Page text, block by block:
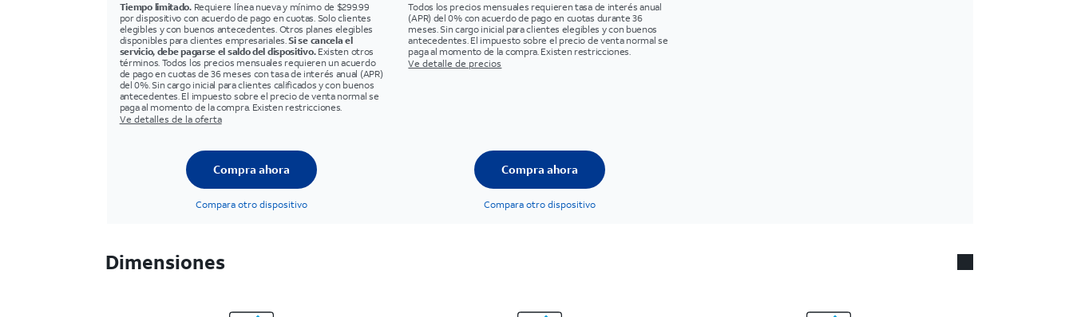
Tiempo limitado.Requiere línea nueva y mínimo de $299.99
por dispositivo con acuerdo de pago en cuotas. Solo clientes
elegibles y con buenos antecedentes. Otros planes elegibles
disponibles para clientes empresariales.Si se cancela el
servicio, debe pagarse el saldo del dispositivo.Existen otros
términos. Todos los precios mensuales requieren un acuerdo
de pago en cuotas de 36 meses con tasa de interés anual (APR)
del 0%. Sin cargo inicial para clientes calificados y con buenos
antecedentes. El impuesto sobre el precio de venta normal se
paga al momento de la compra. Existen restricciones.
Ve detalles de la oferta
Todos los precios mensuales requieren tasa de interés anual
(APR) del 0% con acuerdo de pago en cuotas durante 36
meses. Sin cargo inicial para clientes elegibles y con buenos
antecedentes. El impuesto sobre el precio de venta normal se
paga al momento de la compra. Existen restricciones.
Ve detalle de precios
Compra ahora
Compara otro dispositivo
Compra ahora
Compara otro dispositivo
Dimensiones